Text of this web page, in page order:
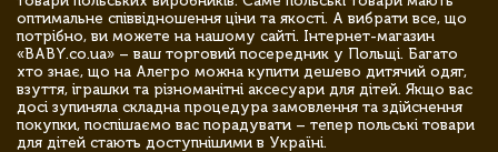
оптимальне співвідношення ціни та якості. А вибрати все, що
потрібно, ви можете на нашому сайті. Інтернет-магазин
«BABY.co.ua» – ваш торговий посередник у Польщі. Багато
хто знає, що на Алегро можна купити дешево дитячий одяг,
взуття, іграшки та різноманітні аксесуари для дітей. Якщо вас
досі зупиняла складна процедура замовлення та здійснення
покупки, поспішаємо вас порадувати – тепер польські товари
для дітей стають доступнішими в Україні.